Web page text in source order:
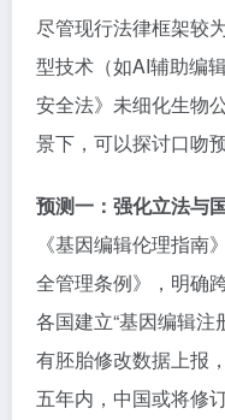
尽管现行法律框架较
型技术（如AI辅助编
安全法》未细化生物
景下，可以探讨口吻
预测一：强化立法与
《基因编辑伦理指南
全管理条例》，明确
各国建立“基因编辑
有胚胎修改数据上报
五年内，中国或将修